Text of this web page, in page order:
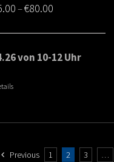
–€80.00
range:
€65.00
von 10-12 Uhr
Previous 1 2 3 …